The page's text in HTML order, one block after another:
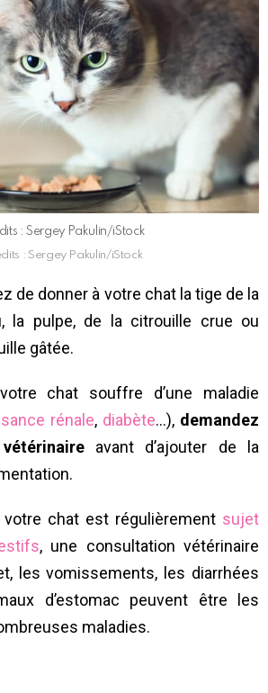
: Sergey Pakulin/iStock
: Sergey Pakulin/iStock
de donner à votre chat la tige de la
la pulpe, de la citrouille crue ou
gâtée.
chat souffre d’une maladie
rénale, diabète…), demandez
avant d’ajouter de la
chat est régulièrement sujet
, une consultation vétérinaire
les vomissements, les diarrhées
d’estomac peuvent être les
maladies.